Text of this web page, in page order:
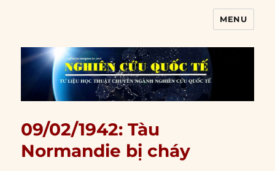
MENU
09/02/1942: Tàu
Normandie bị cháy